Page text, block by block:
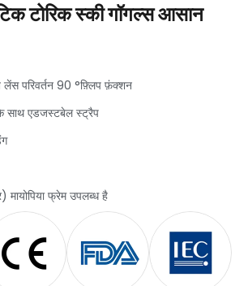
टोरिक स्की गॉगल्स आसान
परिवर्तन 90 °फ़्लिप फ़ंक्शन
साथ एडजस्टबेल स्ट्रैप
फ्रेम उपलब्ध है